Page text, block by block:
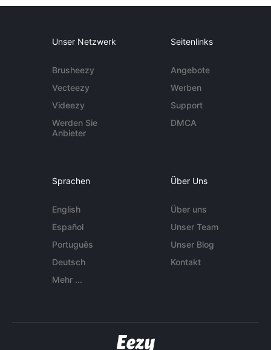
Unser Netzwerk
Brusheezy
Vecteezy
Videezy
Werden Sie
Anbieter
Seitenlinks
Angebote
Werben
Support
DMCA
Sprachen
English
Español
Português
Deutsch
Mehr ...
Über Uns
Über uns
Unser Team
Unser Blog
Kontakt